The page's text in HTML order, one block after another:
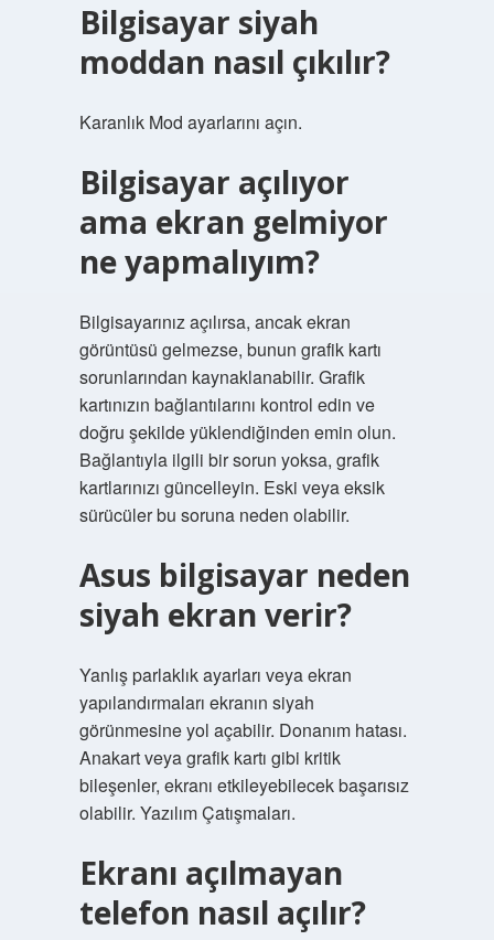
Bilgisayar siyah
moddan nasıl çıkılır?
Karanlık Mod ayarlarını açın.
Bilgisayar açılıyor
ama ekran gelmiyor
ne yapmalıyım?
Bilgisayarınız açılırsa, ancak ekran
görüntüsü gelmezse, bunun grafik kartı
sorunlarından kaynaklanabilir. Grafik
kartınızın bağlantılarını kontrol edin ve
doğru şekilde yüklendiğinden emin olun.
Bağlantıyla ilgili bir sorun yoksa, grafik
kartlarınızı güncelleyin. Eski veya eksik
sürücüler bu soruna neden olabilir.
Asus bilgisayar neden
siyah ekran verir?
Yanlış parlaklık ayarları veya ekran
yapılandırmaları ekranın siyah
görünmesine yol açabilir. Donanım hatası.
Anakart veya grafik kartı gibi kritik
bileşenler, ekranı etkileyebilecek başarısız
olabilir. Yazılım Çatışmaları.
Ekranı açılmayan
telefon nasıl açılır?